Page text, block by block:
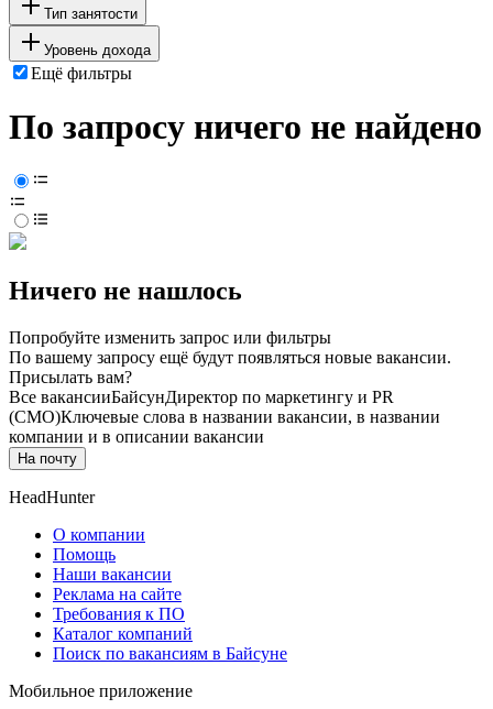
Тип занятости
Уровень дохода
Ещё фильтры
По запросу ничего не найдено
Ничего не нашлось
Попробуйте изменить запрос или фильтры
По вашему запросу ещё будут появляться новые вакансии.
Присылать вам?
Все вакансииБайсунДиректор по маркетингу и PR
(CMO)Ключевые слова в названии вакансии, в названии
компании и в описании вакансии
На почту
HeadHunter
О компании
Помощь
Наши вакансии
Реклама на сайте
Требования к ПО
Каталог компаний
Поиск по вакансиям в Байсуне
Мобильное приложение